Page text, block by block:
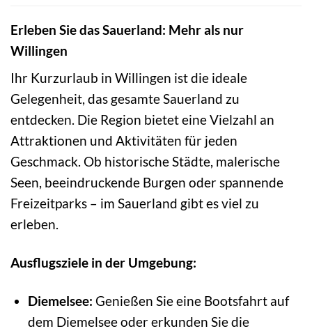
Erleben Sie das Sauerland: Mehr als nur
Willingen
Ihr Kurzurlaub in Willingen ist die ideale
Gelegenheit, das gesamte Sauerland zu
entdecken. Die Region bietet eine Vielzahl an
Attraktionen und Aktivitäten für jeden
Geschmack. Ob historische Städte, malerische
Seen, beeindruckende Burgen oder spannende
Freizeitparks – im Sauerland gibt es viel zu
erleben.
Ausflugsziele in der Umgebung:
Diemelsee: Genießen Sie eine Bootsfahrt auf
dem Diemelsee oder erkunden Sie die